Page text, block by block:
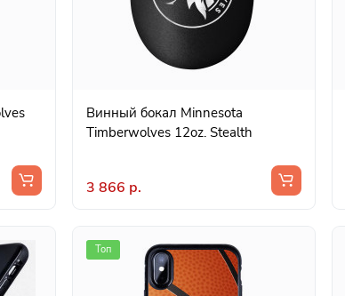
Винный бокал Minnesota
Timberwolves 12oz. Stealth
3 866 р.
Топ